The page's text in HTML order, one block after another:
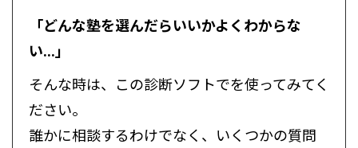
「どんな塾を選んだらいいかよくわからな
い...」
そんな時は、この診断ソフトでを使ってみてく
ださい。
誰かに相談するわけでなく、いくつかの質問